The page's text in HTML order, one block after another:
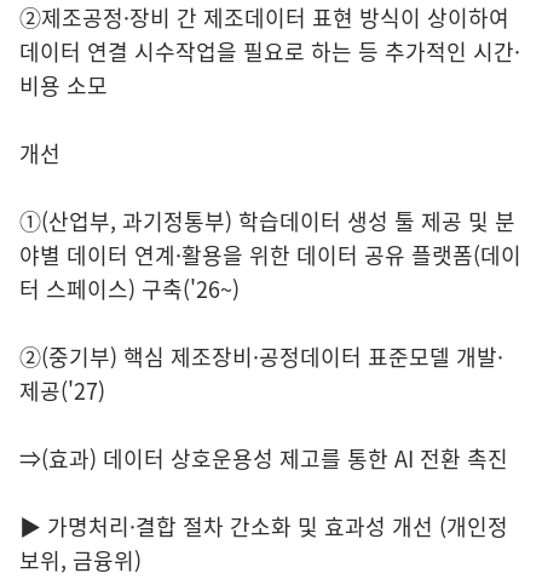
②제조공정·장비 간 제조데이터 표현 방식이 상이하여
데이터 연결 시수작업을 필요로 하는 등 추가적인 시간·
비용 소모
개선
①(산업부, 과기정통부) 학습데이터 생성 툴 제공 및 분
야별 데이터 연계·활용을 위한 데이터 공유 플랫폼(데이
터 스페이스) 구축('26~)
②(중기부) 핵심 제조장비·공정데이터 표준모델 개발·
제공('27)
⇒(효과) 데이터 상호운용성 제고를 통한 AI 전환 촉진
▶ 가명처리·결합 절차 간소화 및 효과성 개선 (개인정
보위, 금융위)